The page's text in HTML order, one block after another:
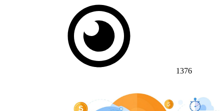
1376